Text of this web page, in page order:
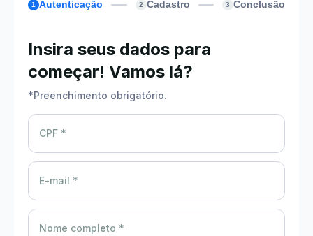
1 Autenticação 2 Cadastro 3 Conclusão
Insira seus dados para
começar! Vamos lá?
*Preenchimento obrigatório.
CPF *
E-mail *
Nome completo *